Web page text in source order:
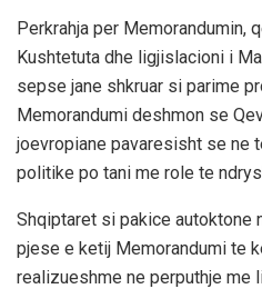
Perkrahja per Memorandumin,
Kushtetuta dhe ligjislacioni i
sepse jane shkruar si parime
Memorandumi deshmon se
joevropiane pavaresisht se ne
politike po tani me role te
Shqiptaret si pakice autoktone
pjese e ketij Memorandumi te
realizueshme ne perputhje me